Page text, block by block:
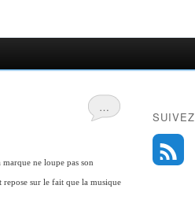
…
ne loupe pas son
repose sur le fait que la musique